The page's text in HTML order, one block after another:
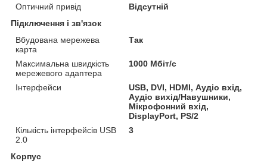
Оптичний привід
Відсутній
Підключення і зв'язок
Вбудована мережева
карта
Так
Максимальна швидкість
мережевого адаптера
1000 Мбіт/с
Інтерфейси
USB, DVI, HDMI, Аудіо вхід,
Аудіо вихід/Навушники,
Мікрофонний вхід,
DisplayPort, PS/2
Кількість інтерфейсів USB
2.0
3
Корпус